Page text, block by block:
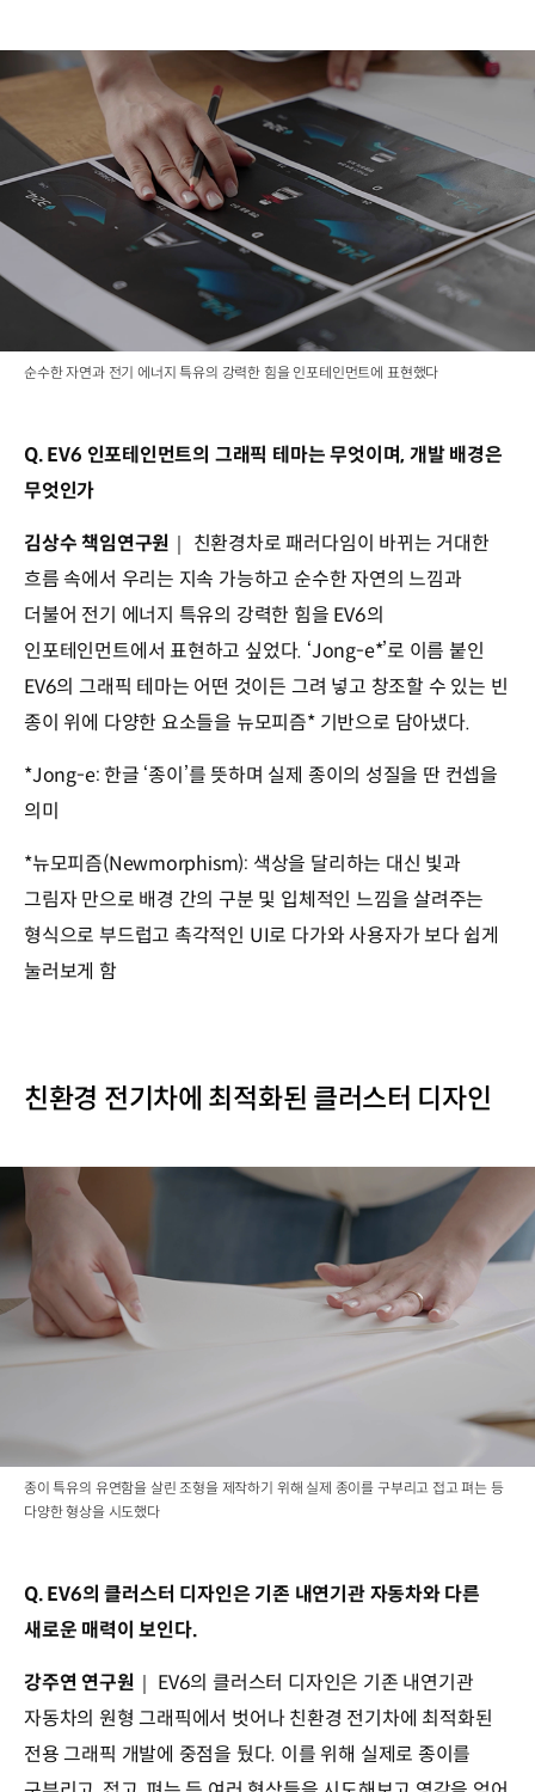
순수한 자연과 전기 에너지 특유의 강력한 힘을 인포테인먼트에 표현했다
Q. EV6 인포테인먼트의 그래픽 테마는 무엇이며, 개발 배경은
무엇인가
김상수 책임연구원 ｜ 친환경차로 패러다임이 바뀌는 거대한
흐름 속에서 우리는 지속 가능하고 순수한 자연의 느낌과
더불어 전기 에너지 특유의 강력한 힘을 EV6의
인포테인먼트에서 표현하고 싶었다. ‘Jong-e*’로 이름 붙인
EV6의 그래픽 테마는 어떤 것이든 그려 넣고 창조할 수 있는 빈
종이 위에 다양한 요소들을 뉴모피즘* 기반으로 담아냈다.
*Jong-e: 한글 ‘종이’를 뜻하며 실제 종이의 성질을 딴 컨셉을
의미
*뉴모피즘(Newmorphism): 색상을 달리하는 대신 빛과
그림자 만으로 배경 간의 구분 및 입체적인 느낌을 살려주는
형식으로 부드럽고 촉각적인 UI로 다가와 사용자가 보다 쉽게
눌러보게 함
친환경 전기차에 최적화된 클러스터 디자인
종이 특유의 유연함을 살린 조형을 제작하기 위해 실제 종이를 구부리고 접고 펴는 등
다양한 형상을 시도했다
Q. EV6의 클러스터 디자인은 기존 내연기관 자동차와 다른
새로운 매력이 보인다.
강주연 연구원 ｜ EV6의 클러스터 디자인은 기존 내연기관
자동차의 원형 그래픽에서 벗어나 친환경 전기차에 최적화된
전용 그래픽 개발에 중점을 뒀다. 이를 위해 실제로 종이를